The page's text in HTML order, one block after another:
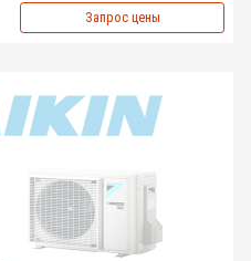
Запрос цены